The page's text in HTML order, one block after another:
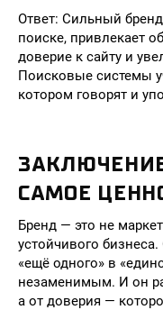
Ответ: Сильный
поиске, привлекает
доверие к сайту и
Поисковые системы
котором говорят и
САМОЕ
Бренд — это не
устойчивого
«ещё одного» в
незаменимым. И он
а от доверия —